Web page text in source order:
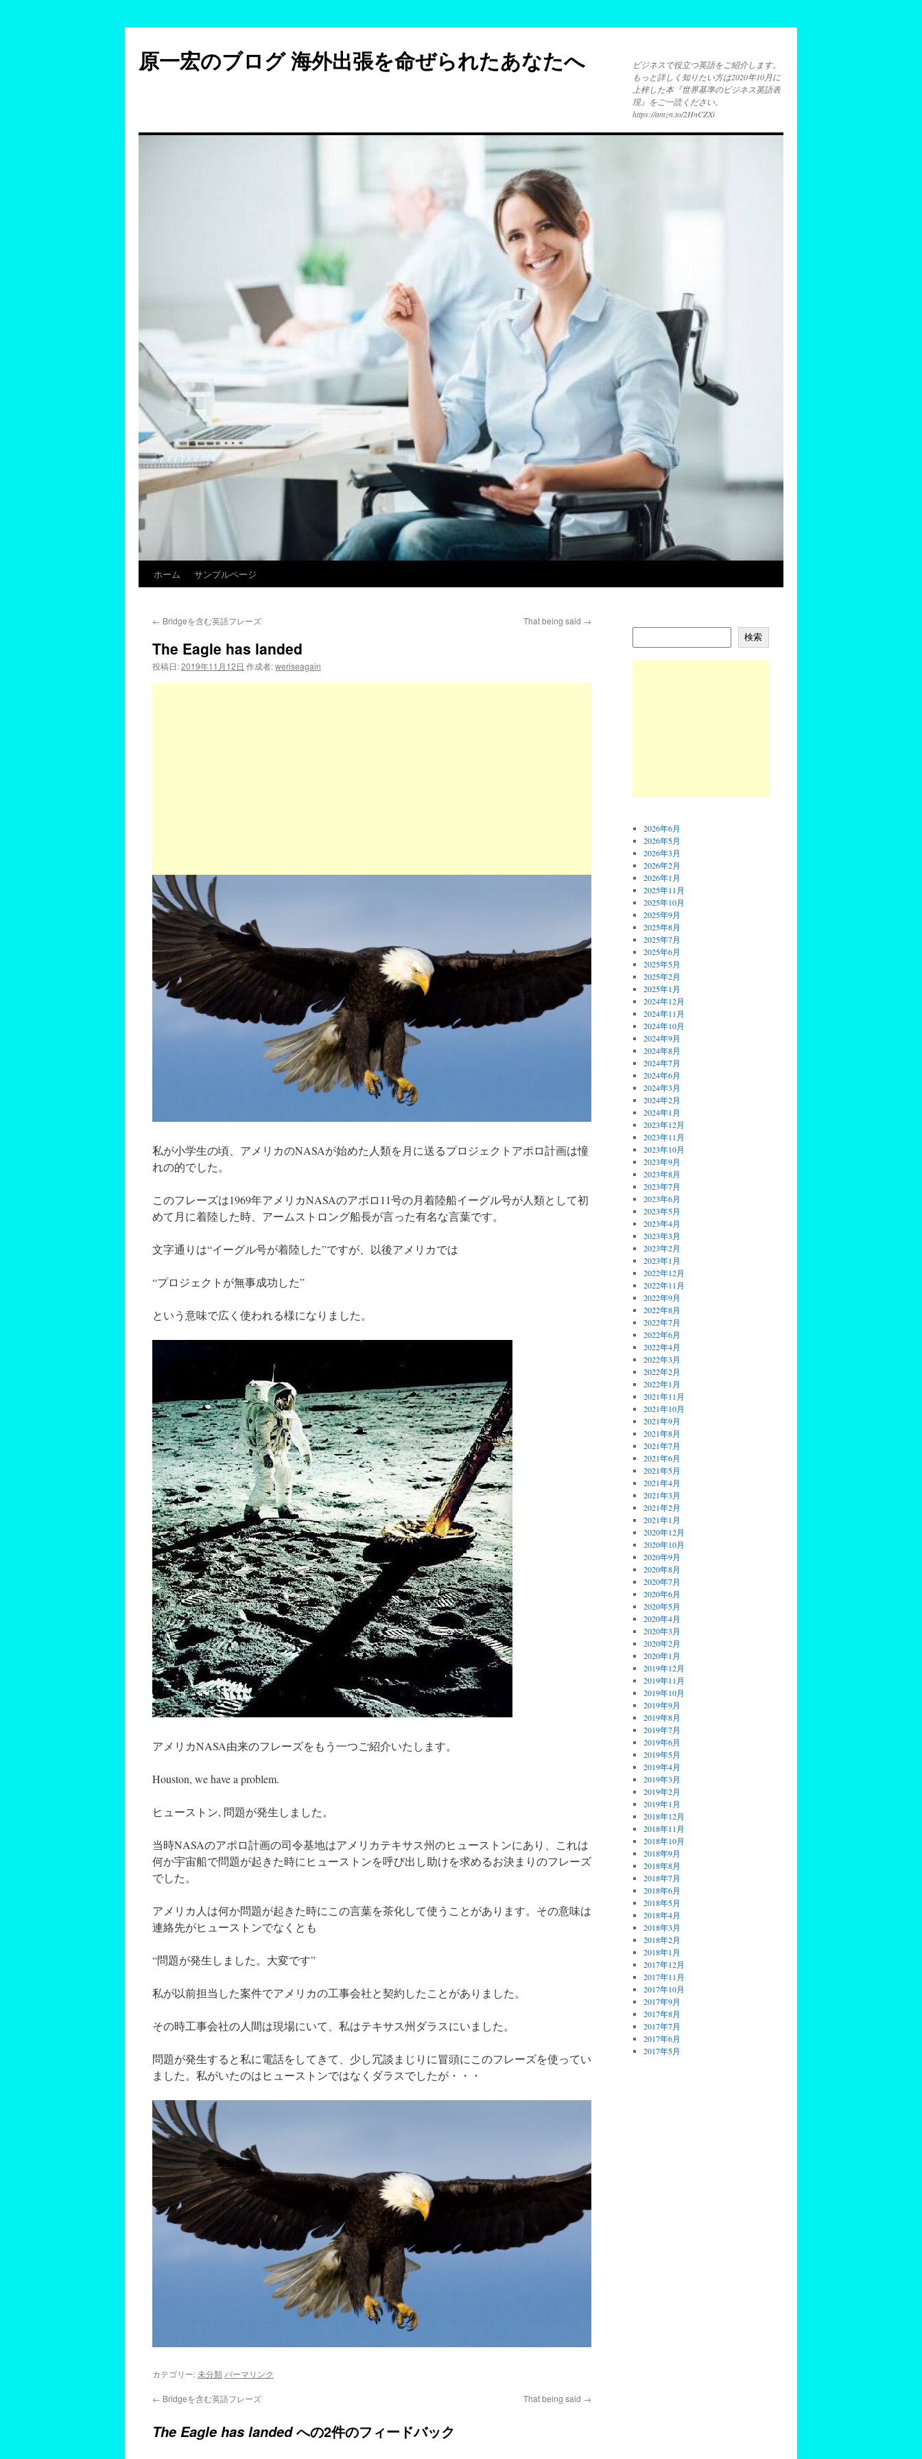
テ
ン
ッ
原一宏のブログ 海外出張を命ぜられたあなたへ
ビジネスで役立つ英語をご紹介します。
もっと詳しく知りたい方は2020年10月に
上梓した本『世界基準のビジネス英語表
現』をご一読ください。
https://amzn.to/2HnCZXi
ホーム サンプルページ
← Bridgeを含む英語フレーズ That being said →
The Eagle has landed
投稿日:2019年11月12日 作成者:weriseagain
私が小学生の頃、アメリカのNASAが始めた人類を月に送るプロジェクトアポロ計画は憧
れの的でした。
このフレーズは1969年アメリカNASAのアポロ11号の月着陸船イーグル号が人類として初
めて月に着陸した時、アームストロング船長が言った有名な言葉です。
文字通りは“イーグル号が着陸した”ですが、以後アメリカでは
“プロジェクトが無事成功した”
という意味で広く使われる様になりました。
アメリカNASA由来のフレーズをもう一つご紹介いたします。
Houston, we have a problem.
ヒューストン, 問題が発生しました。
当時NASAのアポロ計画の司令基地はアメリカテキサス州のヒューストンにあり、これは
何か宇宙船で問題が起きた時にヒューストンを呼び出し助けを求めるお決まりのフレーズ
でした。
アメリカ人は何か問題が起きた時にこの言葉を茶化して使うことがあります。その意味は
連絡先がヒューストンでなくとも
“問題が発生しました。大変です”
私が以前担当した案件でアメリカの工事会社と契約したことがありました。
その時工事会社の人間は現場にいて、私はテキサス州ダラスにいました。
問題が発生すると私に電話をしてきて、少し冗談まじりに冒頭にこのフレーズを使ってい
ました。私がいたのはヒューストンではなくダラスでしたが・・・
カテゴリー:未分類 パーマリンク
← Bridgeを含む英語フレーズ That being said →
The Eagle has landedへの2件のフィードバック
検索
2026年6月
2026年5月
2026年3月
2026年2月
2026年1月
2025年11月
2025年10月
2025年9月
2025年8月
2025年7月
2025年6月
2025年5月
2025年2月
2025年1月
2024年12月
2024年11月
2024年10月
2024年9月
2024年8月
2024年7月
2024年6月
2024年3月
2024年2月
2024年1月
2023年12月
2023年11月
2023年10月
2023年9月
2023年8月
2023年7月
2023年6月
2023年5月
2023年4月
2023年3月
2023年2月
2023年1月
2022年12月
2022年11月
2022年9月
2022年8月
2022年7月
2022年6月
2022年4月
2022年3月
2022年2月
2022年1月
2021年11月
2021年10月
2021年9月
2021年8月
2021年7月
2021年6月
2021年5月
2021年4月
2021年3月
2021年2月
2021年1月
2020年12月
2020年10月
2020年9月
2020年8月
2020年7月
2020年6月
2020年5月
2020年4月
2020年3月
2020年2月
2020年1月
2019年12月
2019年11月
2019年10月
2019年9月
2019年8月
2019年7月
2019年6月
2019年5月
2019年4月
2019年3月
2019年2月
2019年1月
2018年12月
2018年11月
2018年10月
2018年9月
2018年8月
2018年7月
2018年6月
2018年5月
2018年4月
2018年3月
2018年2月
2018年1月
2017年12月
2017年11月
2017年10月
2017年9月
2017年8月
2017年7月
2017年6月
2017年5月